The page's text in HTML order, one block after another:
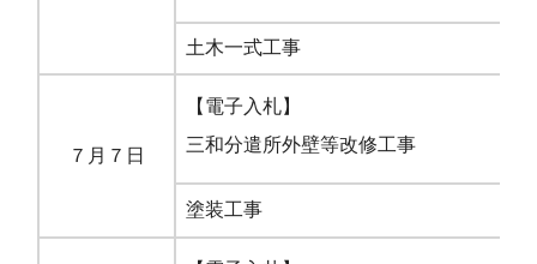
土木一式工事
７月７日
【電子入札】
三和分遣所外壁等改修工事
塗装工事